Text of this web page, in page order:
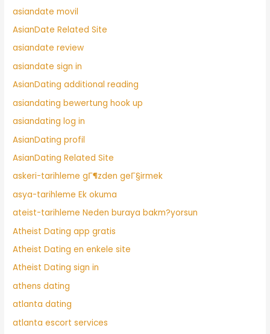
asiandate movil
AsianDate Related Site
asiandate review
asiandate sign in
AsianDating additional reading
asiandating bewertung hook up
asiandating log in
AsianDating profil
AsianDating Related Site
askeri-tarihleme gГ¶zden geГ§irmek
asya-tarihleme Ek okuma
ateist-tarihleme Neden buraya bakm?yorsun
Atheist Dating app gratis
Atheist Dating en enkele site
Atheist Dating sign in
athens dating
atlanta dating
atlanta escort services